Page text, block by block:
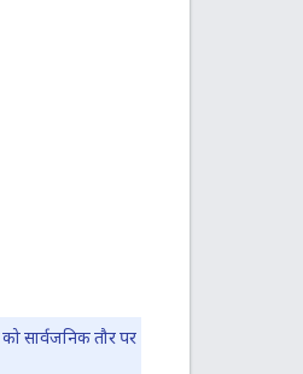
सार्वजनिक तौर पर